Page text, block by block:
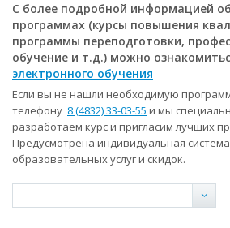
С более подробной информацией
программах (курсы повышения
программы переподготовки,
обучение и т.д.) можно
электронного обучения
Если вы не нашли необходимую
телефону 8 (4832) 33-03-55 и мы
разработаем курс и пригласим лучших
Предусмотрена индивидуальная
образовательных услуг и скидок.